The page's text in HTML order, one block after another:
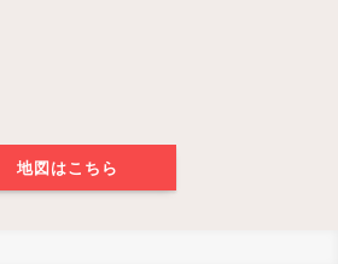
地図はこちら